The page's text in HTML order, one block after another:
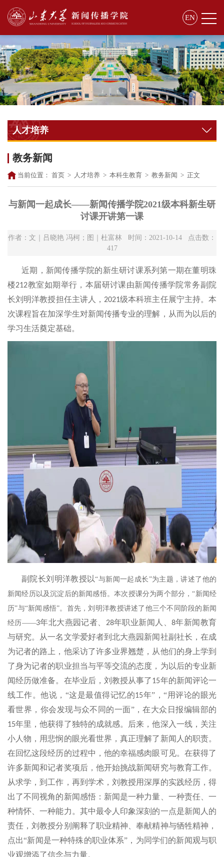
EN
人才培养
教务新闻
当前位置： 首页 > 人才培养 > 本科生教育 > 教务新闻 > 正文
与新闻一起成长——新闻传播学院2021级本科新生研
讨课开讲第一课
作者：文｜吕晓艳 冯柯；图｜杜富林 时间：2021-10-14 点击数：
417
近期，新闻传播学院的新生研讨课系列第一期在董明珠
楼212教室如期举行，本届研讨课由新闻传播学院常务副院
长刘明洋教授担任主讲人， 2021级本科班主任展宁主持。本
次课程旨在加深学生对新闻传播专业的理解，从而为以后的
学习生活奠定基础。
副院长刘明洋教授以“与新闻一起成长”为主题，讲述了他的
新闻经历以及沉淀后的新闻感悟。本次授课分为两个部分，“新闻经
历”与“新闻感悟”。首先，刘明洋教授讲述了他三个不同阶段的新闻
经历——3年北大燕园记者、 28年职业新闻人、 8年新闻教育
与研究。从一名文学爱好者到北大燕园新闻社副社长，在成
为记者的路上，他采访了许多业界翘楚，从他们的身上学到
了身为记者的职业担当与平等交流的态度，为以后的专业新
闻经历做准备。在毕业后，刘教授从事了15年的新闻评论一
线工作。他说，“这是最值得记忆的15年”，“用评论的眼光
看世界，你会发现与众不同的一面”，在大众日报编辑部的
15年里，他获得了独特的成就感。后来，他深入一线，关注
小人物，用悲悯的眼光看世界，真正理解了新闻人的职责。
在回忆这段经历的过程中，他的幸福感肉眼可见。在获得了
许多新闻和记者奖项后，他开始挑战新闻研究与教育工作。
从求学，到工作，再到学术，刘教授用深厚的实践经历，得
出了不同视角的新闻感悟：新闻是一种力量、一种责任、一
种情怀、一种能力。其中最令人印象深刻的一点是新闻人的
责任，刘教授分别阐释了职业精神、奉献精神与牺牲精神，
点出“新闻是一种特殊的职业体系”，为同学们的新闻观与职
业观增添了信念与力量。